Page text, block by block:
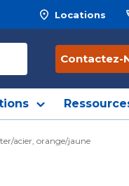
Locations
Contactez-
acier, orange/jaune